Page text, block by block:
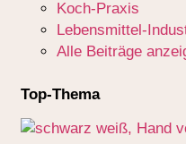
Koch-Praxis
Lebensmittel-
Alle Beiträge
Top-Thema